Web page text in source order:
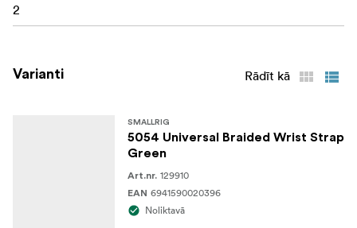
2
Varianti Rādīt kā
SMALLRIG
5054 Universal Braided Wrist Strap
Green
Art.nr. 129910
EAN 6941590020396
Noliktavā